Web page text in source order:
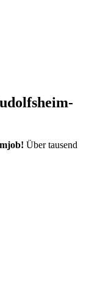
Über tausend